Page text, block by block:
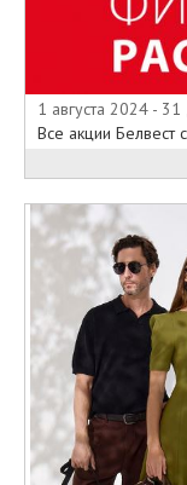
1 августа 2024 -
Все акции Белвест